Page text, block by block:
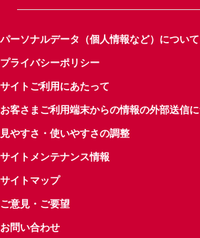
パーソナルデータ（個人情報など）について
プライバシーポリシー
サイトご利用にあたって
お客さまご利用端末からの情報の外部送信
見やすさ・使いやすさの調整
サイトメンテナンス情報
サイトマップ
ご意見・ご要望
お問い合わせ